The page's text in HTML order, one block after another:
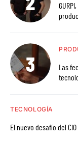
GURPI, la
Las
TECNOLOGÍA
El nuevo desafío del